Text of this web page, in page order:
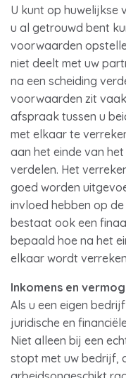
U kunt op huwelijkse
u al getrouwd bent
voorwaarden
niet deelt met uw
na een scheiding
voorwaarden zit
afspraak tussen u
met elkaar te
aan het einde van
verdelen. Het
goed worden
invloed hebben op
bestaat ook een
bepaald hoe na het
elkaar wordt
Inkomens en
Als u een eigen
juridische en
Niet alleen bij een
stopt met uw bedrijf,